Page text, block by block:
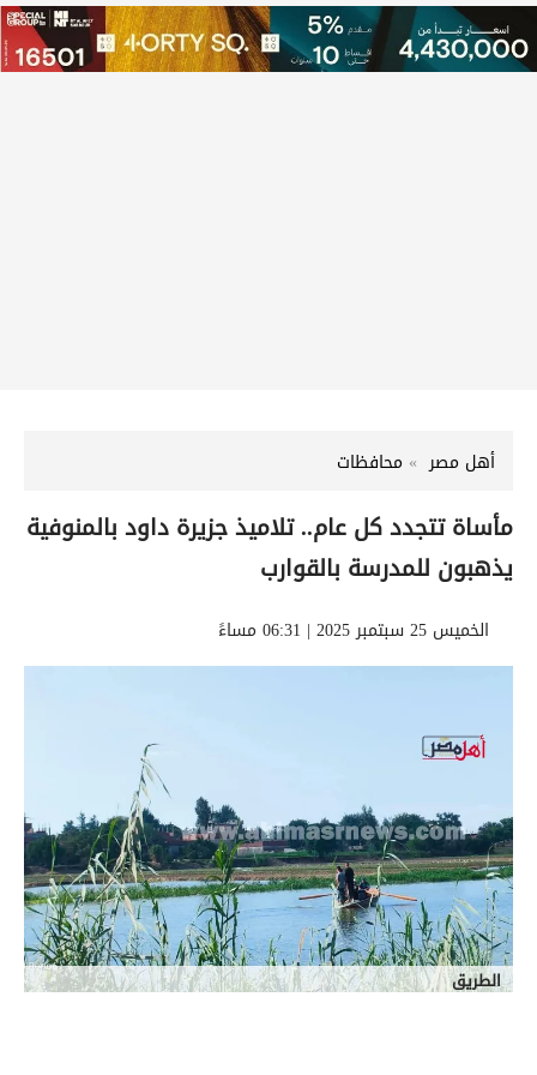
أهل مصر محافظات
مأساة تتجدد كل عام.. تلاميذ جزيرة داود بالمنوفية
يذهبون للمدرسة بالقوارب
الخميس 25 سبتمبر 2025 | 06:31 مساءً
الطريق